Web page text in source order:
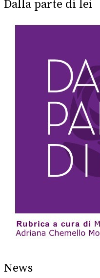
Dalla parte di lei
News